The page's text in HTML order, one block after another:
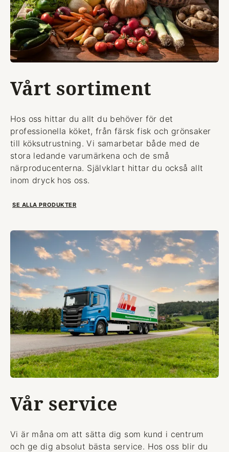
Vårt sortiment
Hos oss hittar du allt du behöver för det
professionella köket, från färsk fisk och grönsaker
till köksutrustning. Vi samarbetar både med de
stora ledande varumärkena och de små
närproducenterna. Självklart hittar du också allt
inom dryck hos oss.
SE ALLA PRODUKTER
Vår service
Vi är måna om att sätta dig som kund i centrum
och ge dig absolut bästa service. Hos oss blir du